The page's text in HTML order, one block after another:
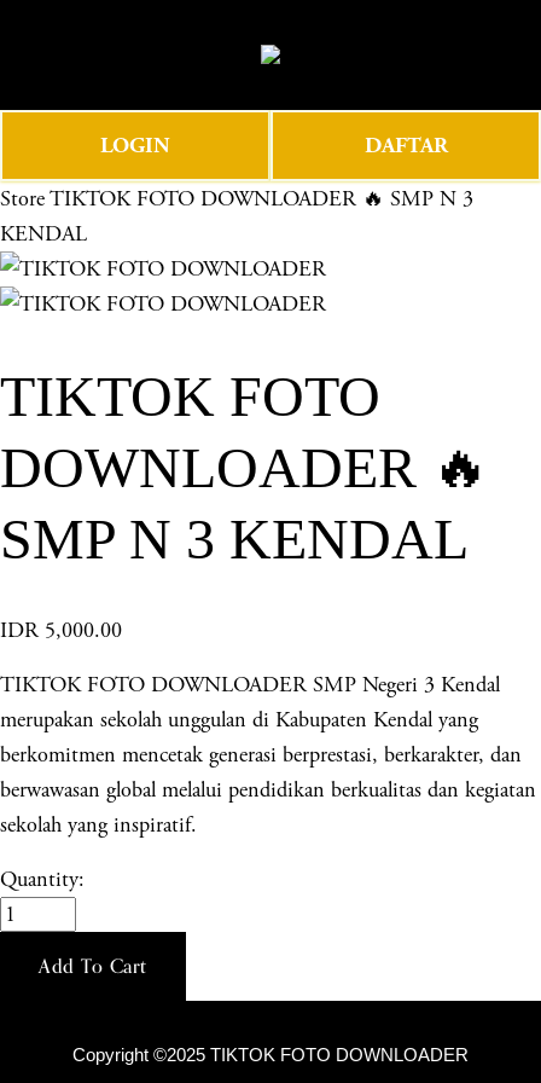
e
e
n
u
LOGIN DAFTAR
StoreTIKTOK FOTO DOWNLOADER 🔥 SMP N 3
KENDAL
TIKTOK FOTO
DOWNLOADER 🔥
SMP N 3 KENDAL
IDR 5,000.00
TIKTOK FOTO DOWNLOADER SMP Negeri 3 Kendal
merupakan sekolah unggulan di Kabupaten Kendal yang
berkomitmen mencetak generasi berprestasi, berkarakter, dan
berwawasan global melalui pendidikan berkualitas dan kegiatan
sekolah yang inspiratif.
Quantity:
Add To Cart
Copyright ©2025 TIKTOK FOTO DOWNLOADER